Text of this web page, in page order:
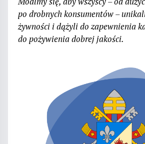
po drobnych konsumentów –
żywności i dążyli do zapewnienia
do pożywienia dobrej jakości.